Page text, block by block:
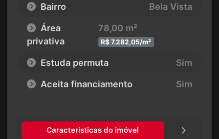
Bairro
Bela Vista
Área
privativa
78,00 m²
R$ 7.282,05/m²
Estuda permuta
Sim
Aceita financiamento
Sim
Características do imóvel